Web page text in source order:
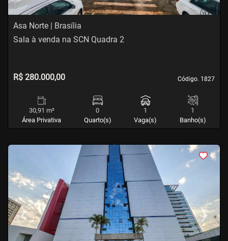
Asa Norte | Brasília
Código. 1827
Código. 1827
Sala à venda na SCN Quadra 2
R$ 280.000,00
30,91 m²
Área Privativa
0
Quarto(s)
1
Vaga(s)
1
Banho(s)
<
‹Previous ›Next